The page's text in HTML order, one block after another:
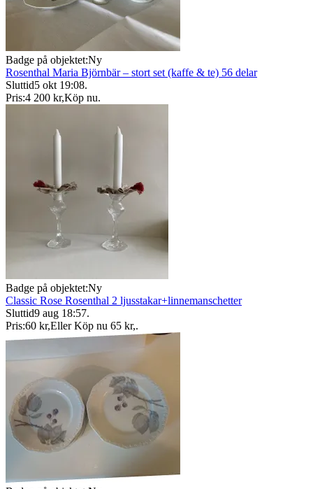
Badge på objektet:Ny
Rosenthal Maria Björnbär – stort set (kaffe & te) 56 delar
Sluttid5 okt 19:08.
Pris:4 200 kr,Köp nu.
Badge på objektet:Ny
Classic Rose Rosenthal 2 ljusstakar+linnemanschetter
Sluttid9 aug 18:57.
Pris:60 kr,Eller Köp nu 65 kr,.